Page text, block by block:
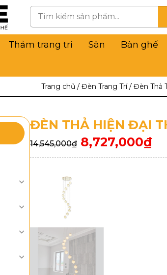
Thảm trang trí Sàn Bàn ghế
Trang chủ / Đèn Trang Trí/ Đèn Thả
ĐÈN THẢ HIỆN ĐẠI
14,545,000₫ 8,727,000₫